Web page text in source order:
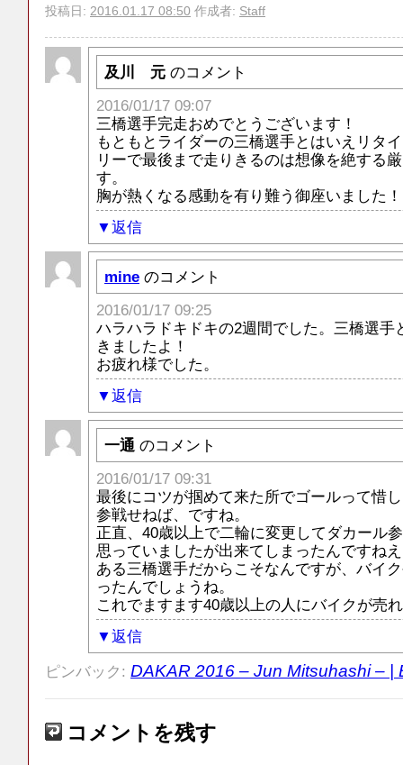
投稿日: 2016.01.17 08:50 作成者: Staff
及川 元 のコメント
2016/01/17 09:07
三橋選手完走おめでとうございます！
もともとライダーの三橋選手とはいえリタ
リーで最後まで走りきるのは想像を絶する
す。
胸が熱くなる感動を有り難う御座いました！
返信
mine のコメント
2016/01/17 09:25
ハラハラドキドキの2週間でした。三橋選手
きましたよ！
お疲れ様でした。
返信
一通 のコメント
2016/01/17 09:31
最後にコツが掴めて来た所でゴールって惜
参戦せねば、ですね。
正直、40歳以上で二輪に変更してダカール
思っていましたが出来てしまったんですね
ある三橋選手だからこそなんですが、バイ
ったんでしょうね。
これでますます40歳以上の人にバイクが売
返信
ピンバック: DAKAR 2016 – Jun Mitsuhashi – |
コメントを残す